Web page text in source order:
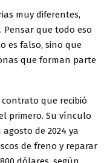
muy diferentes,
que todo eso
es falso, sino que
que forman parte
que recibió
primero. Su vínculo
de 2024 ya
de freno y reparar